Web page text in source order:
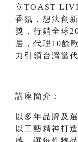
立TOAST
香氛，想法創
獎，行銷全球
居，代理10餘
力引領台灣當
講座簡介：
以多年品牌及
以工藝精神打